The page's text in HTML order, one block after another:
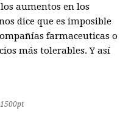
aumentos en los
dice que es imposible
farmaceuticas o
más tolerables. Y así
1500pt